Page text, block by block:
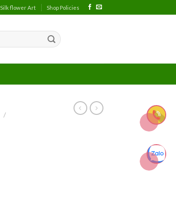
Silk flower Art Shop Policies
/